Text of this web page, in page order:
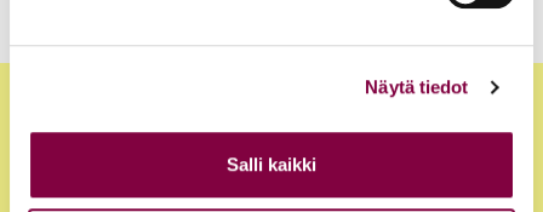
Näytä tiedot
Salli kaikki